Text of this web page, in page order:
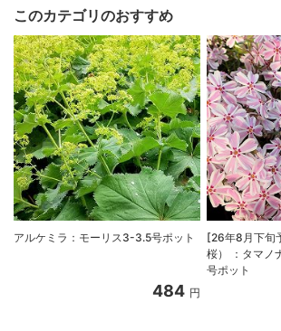
このカテゴリのおすすめ
アルケミラ：モーリス3-3.5号ポット
484 円
[26年8月下旬
桜） ：タマノ
号ポット